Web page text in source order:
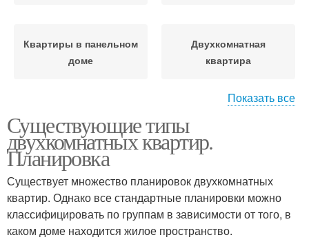
Квартиры в панельном
доме
Двухкомнатная
квартира
2-комнатная квартира
Показать все
Существующие типы
двухкомнатных квартир.
Планировка
Существует множество планировок двухкомнатных
квартир. Однако все стандартные планировки можно
классифицировать по группам в зависимости от того, в
каком доме находится жилое пространство.